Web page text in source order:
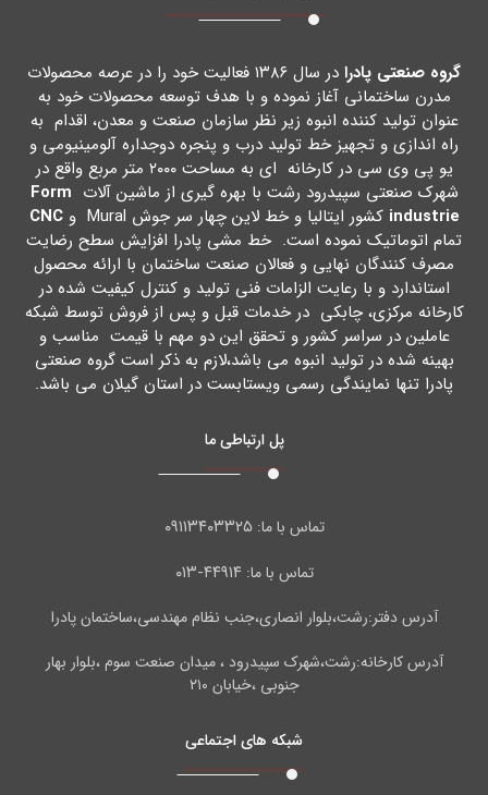
گروه صنعتی پادرا
در سال ۱۳۸۶ فعالیت خود را در عرصه محصولات
مدرن ساختمانی آغاز نموده و با هدف توسعه محصولات خود به
عنوان تولید کننده انبوه زیر نظر سازمان صنعت و معدن، اقدام به
راه اندازي و تجهیز خط تولید درب و پنجره دوجداره آلومینیومی و
یو پی وي سی در کارخانه اي به مساحت ۲۰۰۰ متر مربع واقع در
شهرك صنعتی سپیدرود رشت با بهره گیري از ماشین آلات Form
industrie کشور ایتالیا و خط لاین چهار سر جوش Mural و
CNC
تمام اتوماتیک نموده است. خط مشی پادرا افزایش سطح رضایت
مصرف کنندگان نهایی و فعالان صنعت ساختمان با ارائه محصول
استاندارد و با رعایت الزامات فنی تولید و کنترل کیفیت شده در
کارخانه مرکزي، چابکی در خدمات قبل و پس از فروش توسط شبکه
عاملین در سراسر کشور و تحقق این دو مهم با قیمت مناسب و
بهینه شده در تولید انبوه می باشد،لازم به ذکر است گروه صنعتی
پادرا تنها نمایندگی رسمی ویستابست در استان گیلان می باشد.
پل ارتباطی ما
تماس با ما:۰۹۱۱۳۴۰۳۳۲۵
تماس با ما: ۴۴۹۱۴-۰۱۳
آدرس دفتر:رشت،بلوار انصاری،جنب نظام مهندسی،ساختمان پادرا
آدرس کارخانه:رشت،شهرک سپیدرود ، میدان صنعت سوم ،بلوار بهار
جنوبی ،خیابان ۲۱۰
شبکه های اجتماعی